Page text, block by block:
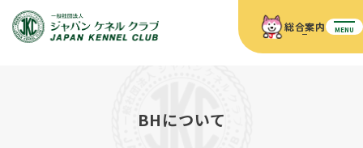
総合案内 MENU
血統証明書についてBHについて